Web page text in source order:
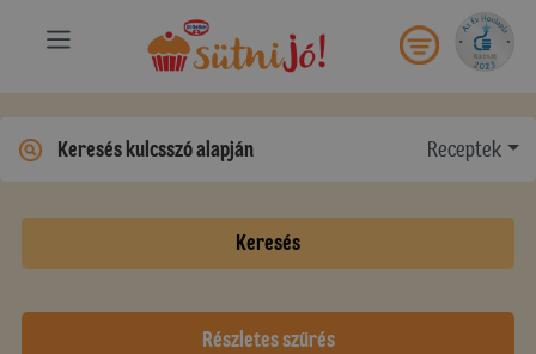
Receptek
Keresés
Részletes szűrés